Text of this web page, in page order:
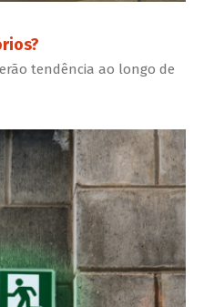
tendência ao longo de